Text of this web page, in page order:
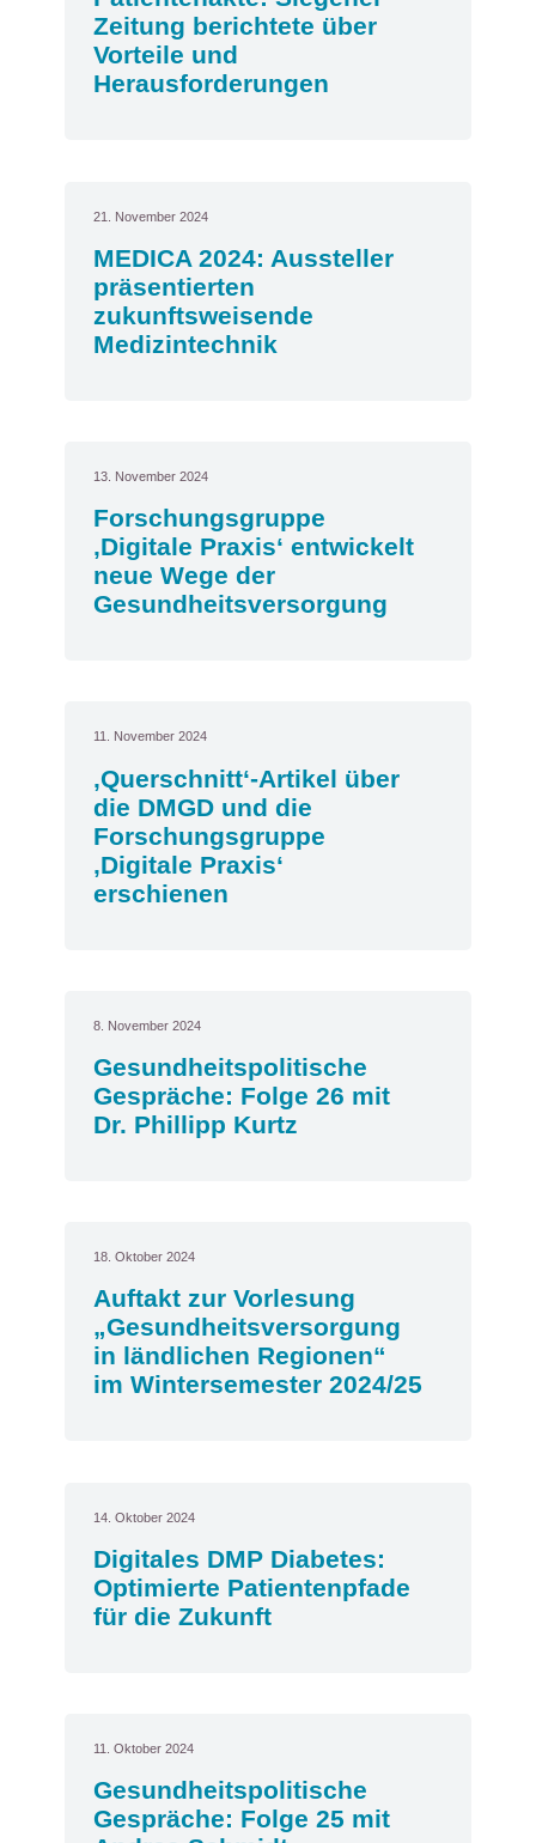
Zeitung berichtete über
Vorteile und
Herausforderungen
21. November 2024
MEDICA 2024: Aussteller
präsentierten
zukunftsweisende
Medizintechnik
13. November 2024
Forschungsgruppe
‚Digitale Praxis‘ entwickelt
neue Wege der
Gesundheitsversorgung
11. November 2024
‚Querschnitt‘-Artikel über
die DMGD und die
Forschungsgruppe
‚Digitale Praxis‘
erschienen
8. November 2024
Gesundheitspolitische
Gespräche: Folge 26 mit
Dr. Phillipp Kurtz
18. Oktober 2024
Auftakt zur Vorlesung
„Gesundheitsversorgung
in ländlichen Regionen“
im Wintersemester 2024/25
14. Oktober 2024
Digitales DMP Diabetes:
Optimierte Patientenpfade
für die Zukunft
11. Oktober 2024
Gesundheitspolitische
Gespräche: Folge 25 mit